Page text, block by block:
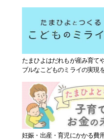
たまひよはだれもが産み育て
ブルなこどものミライの実現
妊娠・出産・育児にかかる費